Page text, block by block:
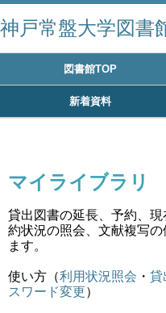
神戸常盤大学図書
図書館TOP
新着資料
マイライブラリ
貸出図書の延長、予約、
約状況の照会、文献複写
ます。
使い方（利用状況照会 ・ 貸
スワード変更）